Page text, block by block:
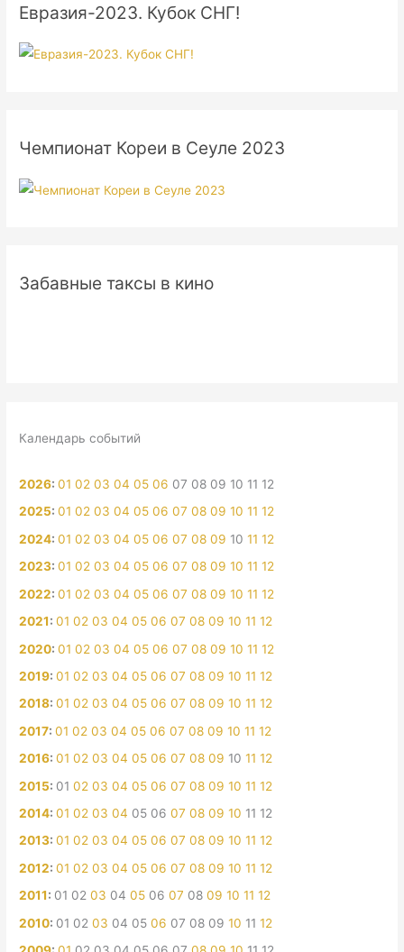
Евразия-2023. Кубок СНГ!
Чемпионат Кореи в Сеуле 2023
Забавные таксы в кино
Календарь событий
2026:01 02 03 04 05 06 07 08 09 10 11 12
2025:01 02 03 04 05 06 07 08 09 10 11 12
2024:01 02 03 04 05 06 07 08 09 10 11 12
2023:01 02 03 04 05 06 07 08 09 10 11 12
2022:01 02 03 04 05 06 07 08 09 10 11 12
2021:01 02 03 04 05 06 07 08 09 10 11 12
2020:01 02 03 04 05 06 07 08 09 10 11 12
2019:01 02 03 04 05 06 07 08 09 10 11 12
2018:01 02 03 04 05 06 07 08 09 10 11 12
2017:01 02 03 04 05 06 07 08 09 10 11 12
2016:01 02 03 04 05 06 07 08 09 10 11 12
2015: 01 02 03 04 05 06 07 08 09 10 11 12
2014:01 02 03 04 05 06 07 08 09 10 11 12
2013:01 02 03 04 05 06 07 08 09 10 11 12
2012:01 02 03 04 05 06 07 08 09 10 11 12
2011: 01 02 03 04 05 06 07 08 09 10 11 12
2010: 01 02 03 04 05 06 07 08 09 10 11 12